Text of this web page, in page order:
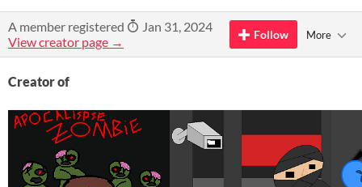
A member registered
Jan 31, 2024
View creator page →
Follow More
Creator of